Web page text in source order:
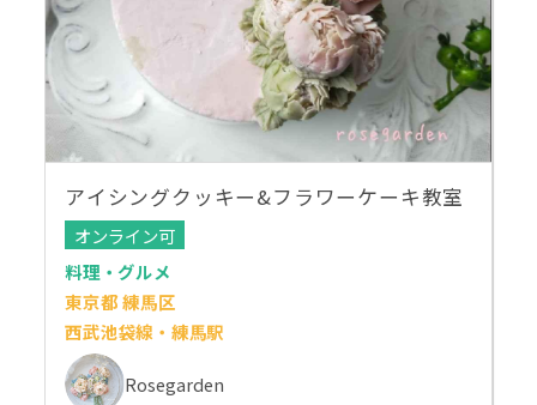
アイシングクッキー&フラワーケーキ教室
オンライン可
料理・グルメ
東京都 練馬区
西武池袋線・練馬駅
Rosegarden